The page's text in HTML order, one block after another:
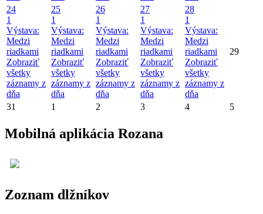
24
1
Výstava:
Medzi
riadkami
Zobraziť
všetky
záznamy z
dňa
25
1
Výstava:
Medzi
riadkami
Zobraziť
všetky
záznamy z
dňa
26
1
Výstava:
Medzi
riadkami
Zobraziť
všetky
záznamy z
dňa
27
1
Výstava:
Medzi
riadkami
Zobraziť
všetky
záznamy z
dňa
28
1
Výstava:
Medzi
riadkami
Zobraziť
všetky
záznamy z
dňa
29
31 1 2 3 4 5
Mobilná aplikácia Rozana
Zoznam dlžníkov